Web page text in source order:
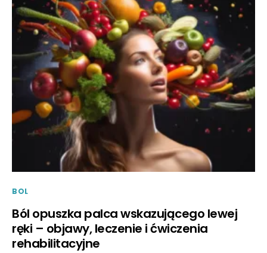
BOL
Ból opuszka palca wskazującego lewej
ręki – objawy, leczenie i ćwiczenia
rehabilitacyjne